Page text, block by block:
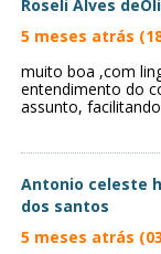
Roseli Alves
5 meses atrás
muito boa ,com
entendimento do
assunto,
Antonio celeste
dos santos
5 meses atrás